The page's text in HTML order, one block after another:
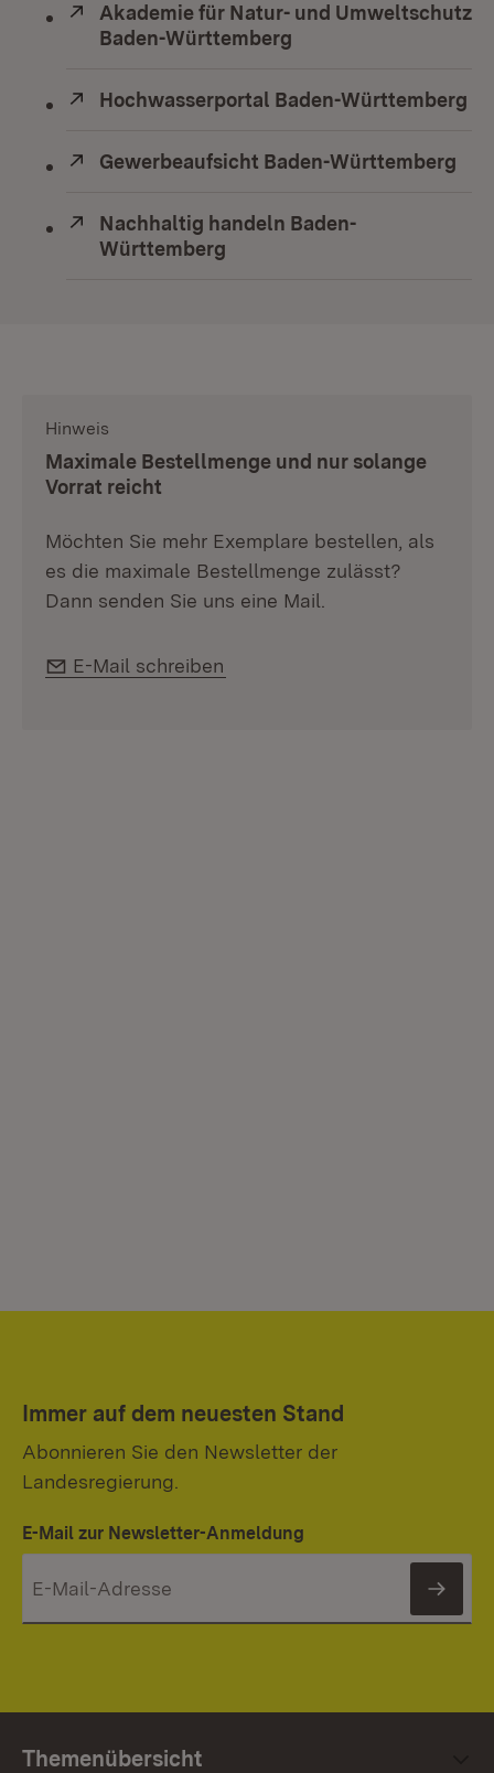
Extern:
Akademie für Natur- und Umweltschutz
Baden-Württemberg
Extern:
Hochwasserportal Baden-Württemberg
Extern:
Gewerbeaufsicht Baden-Württemberg
Extern:
Nachhaltig handeln Baden-
Württemberg
Hinweis
Maximale Bestellmenge und nur solange
Vorrat reicht
Möchten Sie mehr Exemplare bestellen, als
es die maximale Bestellmenge zulässt?
Dann senden Sie uns eine Mail.
E-Mail:
E-Mail schreiben
Immer auf dem neuesten Stand
Abonnieren Sie den Newsletter der
Landesregierung.
E-Mail zur Newsletter-Anmeldung
Themenübersicht